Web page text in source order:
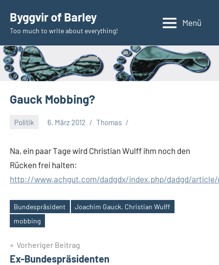
Inhalt
springen
Byggvir of Barley
Too much to write about everything!
Menü
Gauck Mobbing?
Politik 6. März 2012 Thomas
Na, ein paar Tage wird Christian Wulff ihm noch den
Rücken frei halten:
http://www.achgut.com/dadgdx/index.php/dadgd/article/
Schlagwörter
Bundespräsident
Joachim Gauck. Christian Wulff
mobbing
Beitragsnavigation
Vorheriger Beitrag
Ex-Bundespräsidenten